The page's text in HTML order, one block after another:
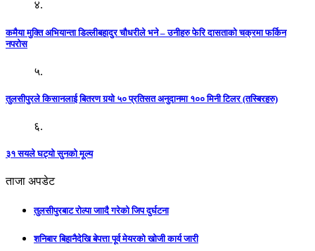
४.
कमैया मुक्ति अभियान्ता डिल्लीबहादुर चौधरीले भने – उनीहरु फेरि दासताको चक्रमा फर्किन
नपरोस
५.
तुलसीपुरले किसानलाई बितरण गर्‍यो ५० प्रतिसत अनुदानमा १०० मिनी टिलर (तस्बिरहरु)
६.
३१ सयले घट्यो सुनको मूल्य
ताजा अपडेट
तुलसीपुरबाट रोल्पा जाादै गरेको जिप दुर्घटना
शनिबार बिहानैदेखि बेपत्ता पूर्व मेयरको खोजी कार्य जारी